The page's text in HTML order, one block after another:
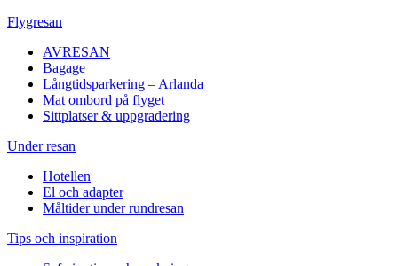
Flygresan
AVRESAN
Bagage
Långtidsparkering – Arlanda
Mat ombord på flyget
Sittplatser & uppgradering
Under resan
Hotellen
El och adapter
Måltider under rundresan
Tips och inspiration